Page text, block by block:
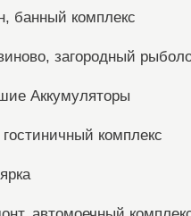
банный комплекс
загородный
Аккумуляторы
гостиничный комплекс